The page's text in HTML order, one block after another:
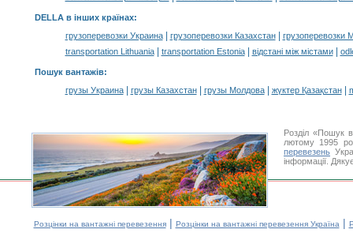
DELLA в інших країнах:
грузоперевозки Украина| грузоперевозки Казахстан|
грузоперевозки
transportation Lithuania| transportation Estonia| відстані між містами|
Пошук вантажів:
грузы Украина| грузы Казахстан| грузы Молдова| жүктер Қазақстан|
Розділ «Пошук
лютому 1995
перевезень
інформації.
Розцінки на вантажні перевезення| Розцінки на вантажні перевезення Україна |